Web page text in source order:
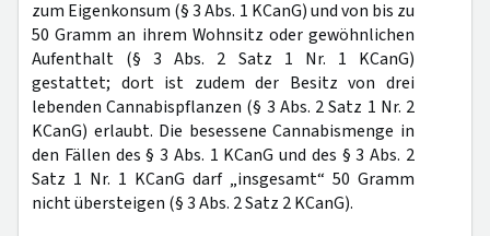
zum Eigenkonsum (§ 3 Abs. 1 KCanG) und von bis zu
50 Gramm an ihrem Wohnsitz oder gewöhnlichen
Aufenthalt (§ 3 Abs. 2 Satz 1 Nr. 1 KCanG)
gestattet; dort ist zudem der Besitz von drei
lebenden Cannabispflanzen (§ 3 Abs. 2 Satz 1 Nr. 2
KCanG) erlaubt. Die besessene Cannabismenge in
den Fällen des § 3 Abs. 1 KCanG und des § 3 Abs. 2
Satz 1 Nr. 1 KCanG darf „insgesamt“ 50 Gramm
nicht übersteigen (§ 3 Abs. 2 Satz 2 KCanG).